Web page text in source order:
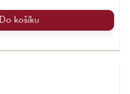
Do košíku